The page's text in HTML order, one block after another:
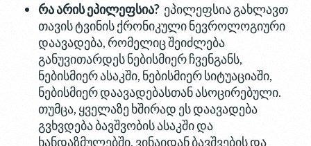
რაარისეპილეფსია? ეპილეფსია გახლავთ
თავის ტვინის ქრონიკული ნევროლოგიური
დაავადება, რომელიც შეიძლება
განუვითარდეს ნებისმიერ ჩვენგანს,
ნებისმიერ ასაკში, ნებისმიერ სიტუაციაში,
ნებისმიერ დაავადებასთან ასოცირებული.
თუმცა, ყველაზე ხშირად ეს დაავადება
გვხვდება ბავშვობის ასაკში და
ხანდაზმულებში, ვინაიდან ბავშვების და